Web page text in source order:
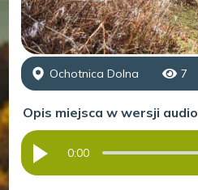
Ochotnica Dolna 7
Opis miejsca w wersji audio
0:00